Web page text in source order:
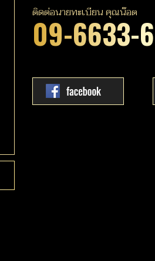
ติดต่อนายทะเบียน คุณน๊อต
09-6633-